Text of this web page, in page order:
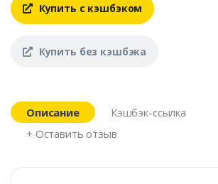
Купить с кэшбэком
Купить без кэшбэка
Описание
Кэшбэк-ссылка
+ Оставить отзыв